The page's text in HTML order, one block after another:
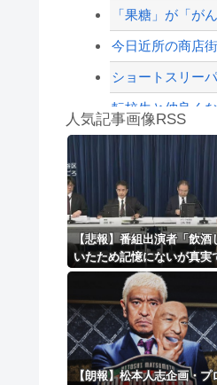
【配信者】「金
【緊急速報】NY
「果糖」が「が
今日近所の商店
ショートスリー
転校生と仲良く
【衝撃】50代女
魔王「俺の体臭
8/4のニュース
日本旅行キャン
更新中止のお知
海外「おめでと
人気記事画像RSS
【悲報】番組出演者「飲酒
いたため記憶にないが真実
れば申し訳ない」 NHK職
出演者から性被害
【朗報】松本人志企画・プ